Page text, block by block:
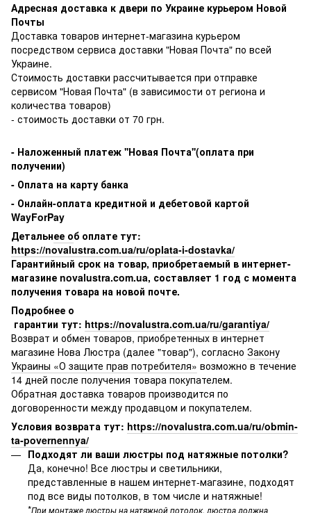
Адресная доставка к двери по Украине курьером Новой
Почты
Доставка товаров интернет-магазина курьером
посредством сервиса доставки "Новая Почта" по всей
Украине.
Стоимость доставки рассчитывается при отправке
сервисом "Новая Почта" (в зависимости от региона и
количества товаров)
- стоимость доставки от 70 грн.
- Наложенный платеж ''Новая Почта''(оплата при
получении)
- Оплата на карту банка
- Онлайн-оплата кредитной и дебетовой картой
WayForPay
Детальнее об оплате тут:
https://novalustra.com.ua/ru/oplata-i-dostavka/
Гарантийный срок на товар, приобретаемый в интернет-
магазине novalustra.com.ua, составляет 1 год с момента
получения товара на новой почте.
Подробнее о
гарантии тут: https://novalustra.com.ua/ru/garantiya/
Возврат и обмен товаров, приобретенных в интернет
магазине Нова Люстра (далее "товар"), согласно Закону
Украины «О защите прав потребителя» возможно в течение
14 дней после получения товара покупателем.
Обратная доставка товаров производится по
договоренности между продавцом и покупателем.
Условия возврата тут: https://novalustra.com.ua/ru/obmin-
ta-povernennya/
Подходят ли ваши люстры под натяжные потолки?
Да, конечно! Все люстры и светильники,
представленные в нашем интернет-магазине, подходят
под все виды потолков, в том числе и натяжные!
*При монтаже люстры на натяжной потолок, люстра должна